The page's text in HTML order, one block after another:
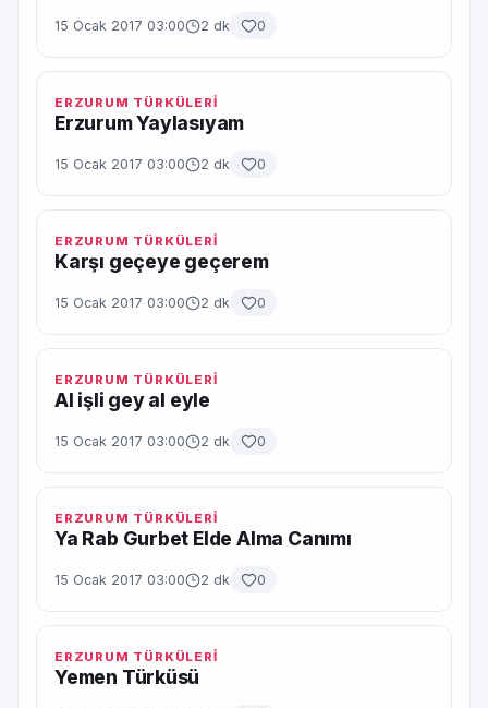
15 Ocak 2017 03:00 2 dk 0
ERZURUM TÜRKÜLERİ
Erzurum Yaylasıyam
15 Ocak 2017 03:00 2 dk 0
ERZURUM TÜRKÜLERİ
Karşı geçeye geçerem
15 Ocak 2017 03:00 2 dk 0
ERZURUM TÜRKÜLERİ
Al işli gey al eyle
15 Ocak 2017 03:00 2 dk 0
ERZURUM TÜRKÜLERİ
Ya Rab Gurbet Elde Alma Canımı
15 Ocak 2017 03:00 2 dk 0
ERZURUM TÜRKÜLERİ
Yemen Türküsü